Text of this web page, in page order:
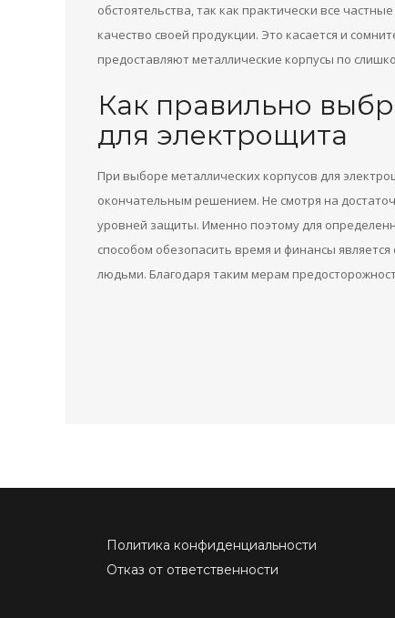
обстоятельства, так как практически все
качество своей продукции. Это касается и
предоставляют металлические корпусы по
Как правильно
для электрощита
При выборе металлических корпусов для
окончательным решением. Не смотря на
уровней защиты. Именно поэтому для
способом обезопасить время и финансы
людьми. Благодаря таким мерам
Политика конфиденциальности
Отказ от ответственности